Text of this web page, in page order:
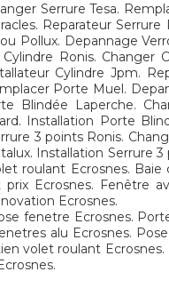
Serrure Tesa.
Reparateur
Pollux. Depannage
Ronis. Changer
Cylindre Jpm.
Porte Muel.
Blindée Laperche.
Installation Porte
3 points Ronis.
Installation Serrure
roulant Ecrosnes.
Ecrosnes. Fenêtre
Ecrosnes.
fenetre Ecrosnes.
alu Ecrosnes.
volet roulant